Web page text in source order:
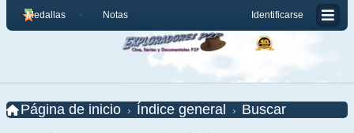
Identificarse
Medallas Notas
Página de inicio Índice general Buscar